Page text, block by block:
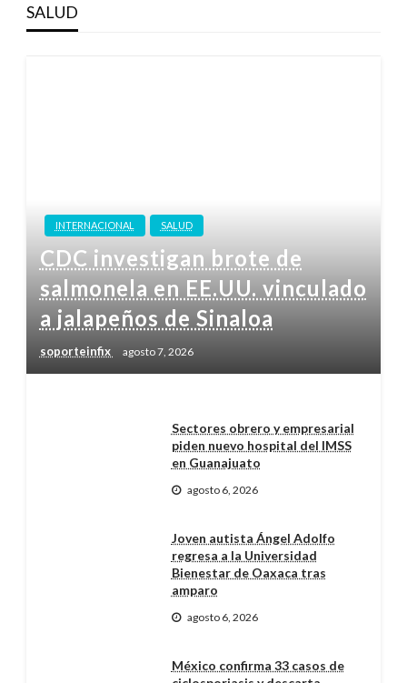
SALUD
INTERNACIONAL SALUD
CDC investigan brote de
salmonela en EE.UU. vinculado
a jalapeños de Sinaloa
soporteinfix agosto 7, 2026
Sectores obrero y empresarial
piden nuevo hospital del IMSS
en Guanajuato
agosto 6, 2026
Joven autista Ángel Adolfo
regresa a la Universidad
Bienestar de Oaxaca tras
amparo
agosto 6, 2026
México confirma 33 casos de